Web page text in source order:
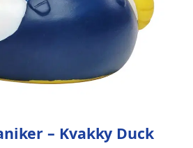
kan
produktsiden
– Kvakky Duck